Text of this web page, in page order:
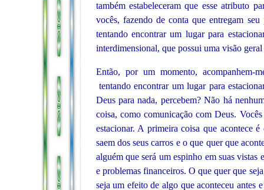
também estabeleceram que esse atributo
vocês, fazendo de conta que entregam
tentando encontrar um lugar para
interdimensional, que possui uma visão
Então, por um momento, acompanhem-
tentando encontrar um lugar para
Deus para nada, percebem? Não há
coisa, como comunicação com Deus.
estacionar. A primeira coisa que acontece
saem dos seus carros e o que quer que
alguém que será um espinho em suas vistas
e problemas financeiros. O que quer que
seja um efeito de algo que aconteceu antes